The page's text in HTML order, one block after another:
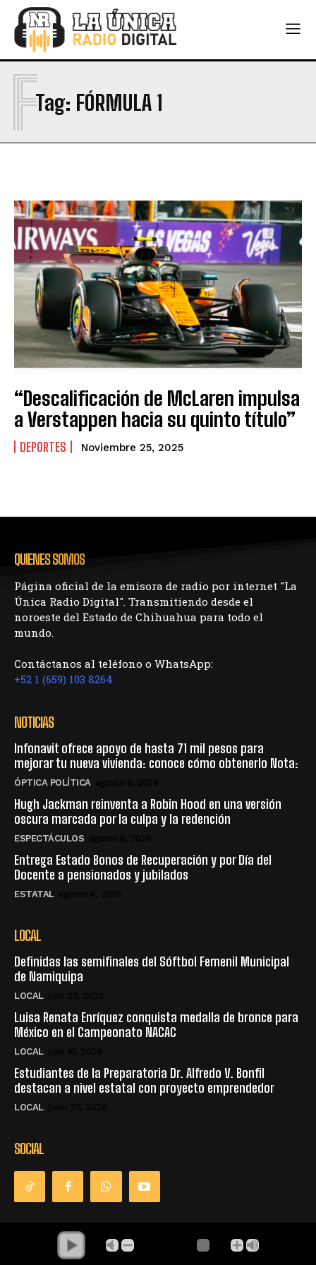
Tag: FÓRMULA 1
F
“Descalificación de McLaren impulsa
a Verstappen hacia su quinto título”
DEPORTES Noviembre 25, 2025
QUIENES SOMOS
Página oficial de la emisora de radio por internet "La
Única Radio Digital". Transmitiendo desde el
noroeste del Estado de Chihuahua para todo el
mundo.
Contáctanos al teléfono o WhatsApp:
+52 1 (659) 103 8264
NOTICIAS
Infonavit ofrece apoyo de hasta 71 mil pesos para
mejorar tu nueva vivienda: conoce cómo obtenerlo Nota:
ÓPTICA POLÍTICA
Hugh Jackman reinventa a Robin Hood en una versión
oscura marcada por la culpa y la redención
ESPECTÁCULOS
Entrega Estado Bonos de Recuperación y por Día del
Docente a pensionados y jubilados
ESTATAL
LOCAL
Definidas las semifinales del Sóftbol Femenil Municipal
de Namiquipa
LOCAL
Luisa Renata Enríquez conquista medalla de bronce para
México en el Campeonato NACAC
LOCAL
Estudiantes de la Preparatoria Dr. Alfredo V. Bonfil
destacan a nivel estatal con proyecto emprendedor
LOCAL
SOCIAL
© Derechos Reservados - La Única Radio - Namiquipa Chihuahua,